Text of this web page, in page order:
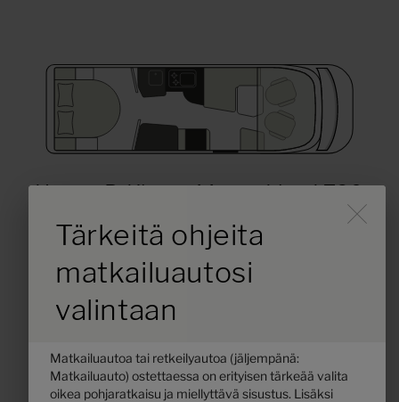
Hymer B-Klasse MasterLine I 790
176 800,– €
Hinta alkaen a)
7,89 m
Valitse pohjaratkaisu
Durch Scrolling wird der
Tärkeitä ohjeita
matkailuautosi
valintaan
Matkailuautoa tai retkeilyautoa (jäljempänä:
Matkailuauto) ostettaessa on erityisen tärkeää valita
oikea pohjaratkaisu ja miellyttävä sisustus. Lisäksi